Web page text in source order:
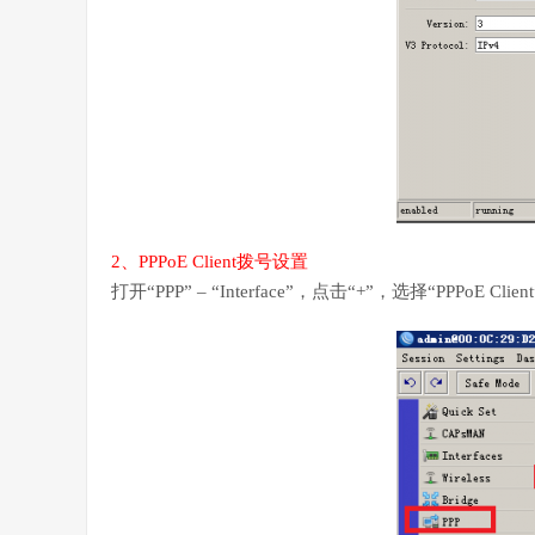
2、PPPoE Client拨号设置
打开“PPP” – “Interface”，点击“+”，选择“PPPoE